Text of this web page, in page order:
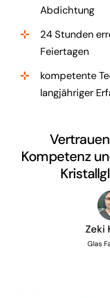
Abdichtung
24 Stunden
Feiertagen
kompetente
langjähriger
Kompetenz
Zeki
Glas